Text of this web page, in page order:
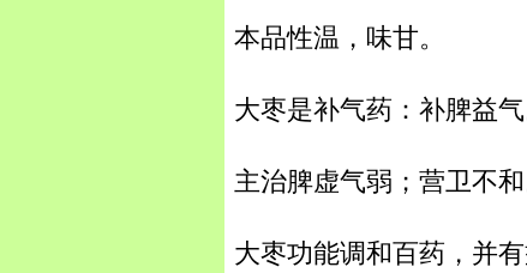
本品性温，味甘。
大枣是补气药：补脾益气
主治脾虚气弱；营卫不和
大枣功能调和百药，并